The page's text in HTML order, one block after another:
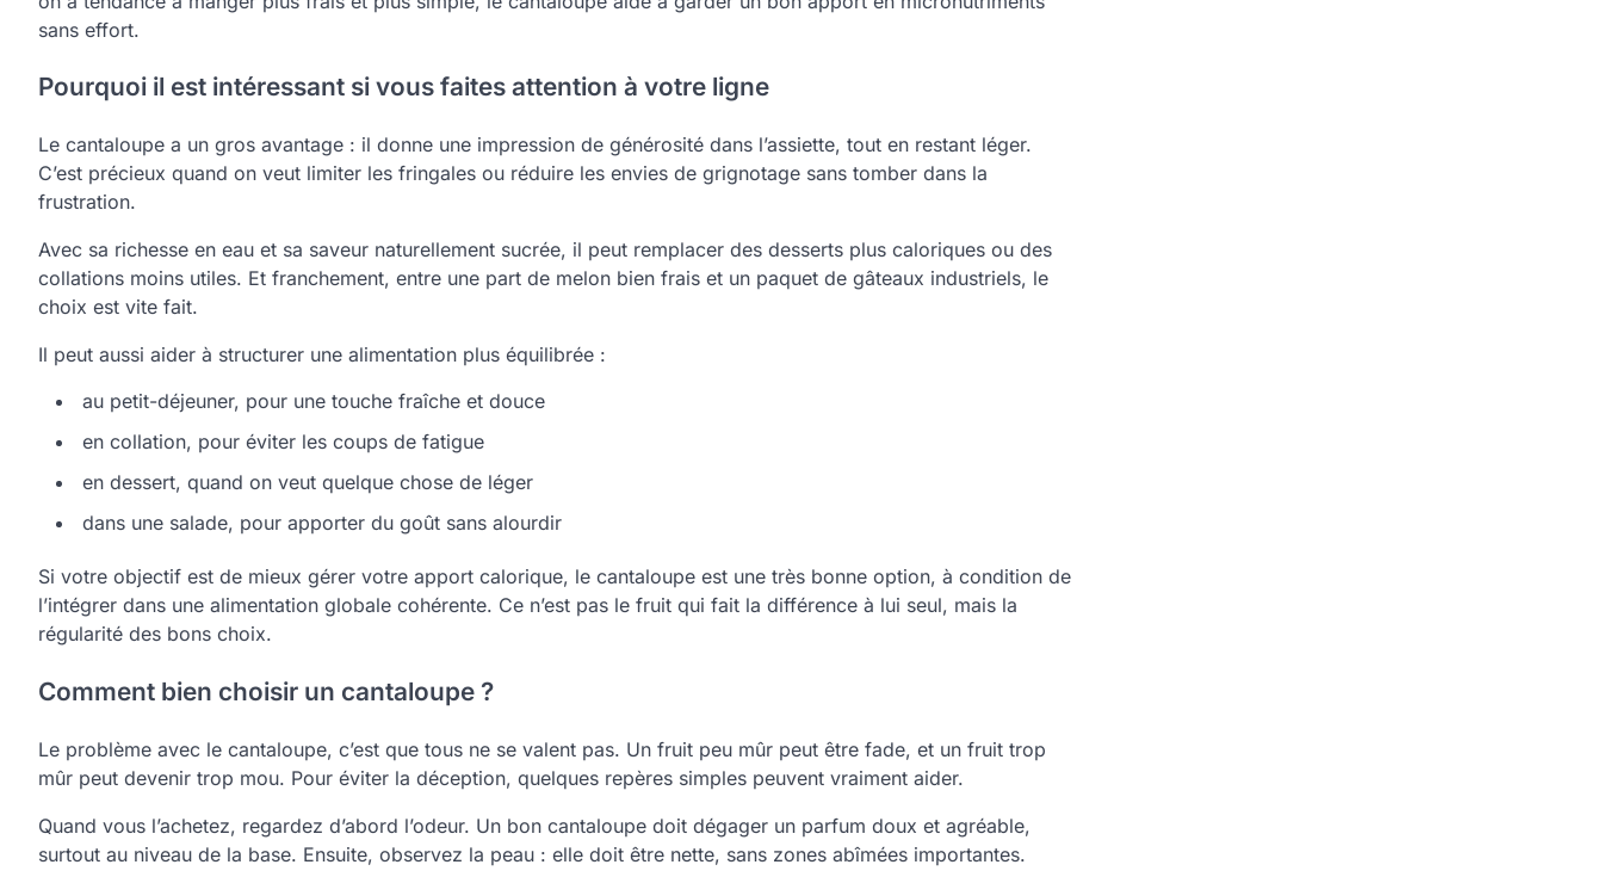
sans effort.
Pourquoi il est intéressant si vous faites attention à votre ligne
Le cantaloupe a un gros avantage : il donne une impression de générosité dans l’assiette, tout en restant léger.
C’est précieux quand on veut limiter les fringales ou réduire les envies de grignotage sans tomber dans la
frustration.
Avec sa richesse en eau et sa saveur naturellement sucrée, il peut remplacer des desserts plus caloriques ou des
collations moins utiles. Et franchement, entre une part de melon bien frais et un paquet de gâteaux industriels, le
choix est vite fait.
Il peut aussi aider à structurer une alimentation plus équilibrée :
au petit-déjeuner, pour une touche fraîche et douce
en collation, pour éviter les coups de fatigue
en dessert, quand on veut quelque chose de léger
dans une salade, pour apporter du goût sans alourdir
Si votre objectif est de mieux gérer votre apport calorique, le cantaloupe est une très bonne option, à condition de
l’intégrer dans une alimentation globale cohérente. Ce n’est pas le fruit qui fait la différence à lui seul, mais la
régularité des bons choix.
Comment bien choisir un cantaloupe ?
Le problème avec le cantaloupe, c’est que tous ne se valent pas. Un fruit peu mûr peut être fade, et un fruit trop
mûr peut devenir trop mou. Pour éviter la déception, quelques repères simples peuvent vraiment aider.
Quand vous l’achetez, regardez d’abord l’odeur. Un bon cantaloupe doit dégager un parfum doux et agréable,
surtout au niveau de la base. Ensuite, observez la peau : elle doit être nette, sans zones abîmées importantes.